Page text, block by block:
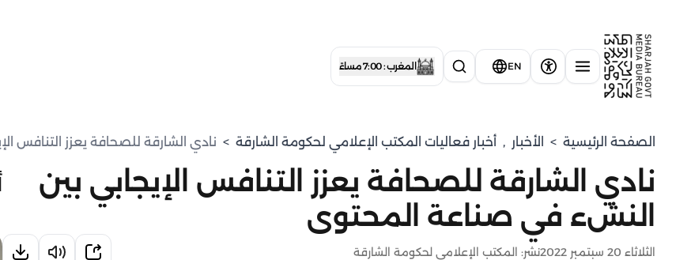
EN المغرب : 7:00 مساءً
الصفحة الرئيسية > الأخبار , أخبار فعاليات المكتب الإعلامي لحكومة الشارقة > نادي الشارقة للصحافة يعزز التنافس
نادي الشارقة للصحافة يعزز التنافس الإيجابي بين
النشء في صناعة المحتوى
الثلاثاء 20 سبتمبر 2022 نشر: المكتب الإعلامي لحكومة الشارقة